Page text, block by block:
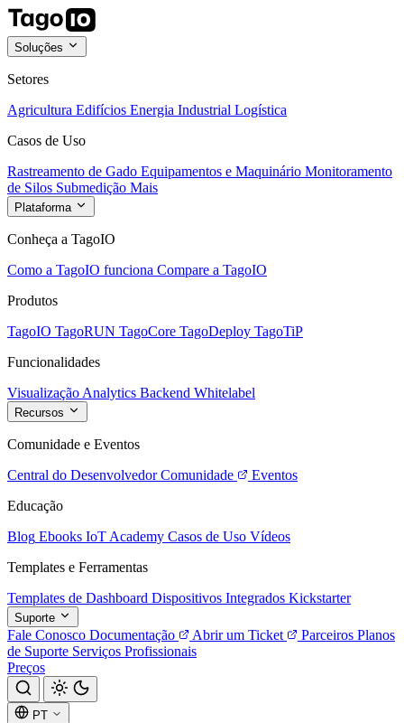
Soluções
Setores
Agricultura Edifícios Energia Industrial Logística
Casos de Uso
Rastreamento de Gado Equipamentos e Maquinário Monitoramento
de Silos Submedição Mais
Plataforma
Conheça a TagoIO
Como a TagoIO funciona Compare a TagoIO
Produtos
TagoIO TagoRUN TagoCore TagoDeploy TagoTiP
Funcionalidades
Visualização Analytics Backend Whitelabel
Recursos
Comunidade e Eventos
Central do Desenvolvedor Comunidade
Eventos
Educação
Blog Ebooks IoT Academy Casos de Uso Vídeos
Templates e Ferramentas
Templates de Dashboard Dispositivos Integrados Kickstarter
Suporte
Fale Conosco Documentação Abrir um Ticket Parceiros Planos
de Suporte Serviços Profissionais
Preços
PT